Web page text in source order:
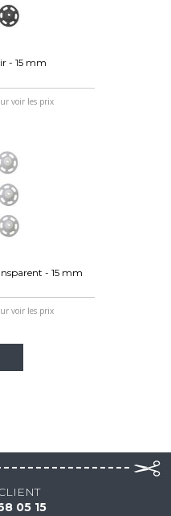
- 15 mm
voir les prix
- 15 mm
voir les prix
05 15